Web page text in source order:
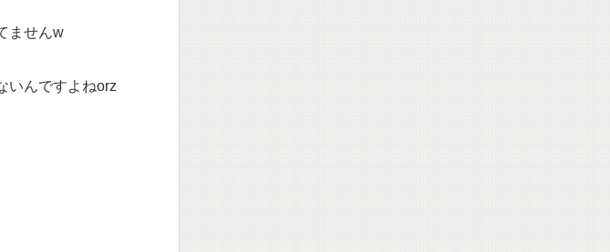
ませんw
いんですよねorz